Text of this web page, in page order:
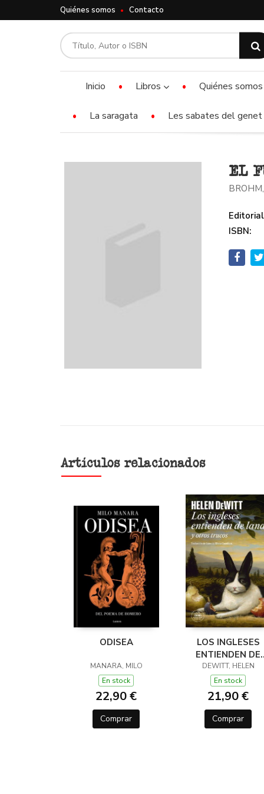
Quiénes somos Contacto
Inicio Libros Quiénes somos
La saragata Les sabates del
EL
ISBN:
Artículos relacionados
ODISEA
MANARA, MILO
En stock
22,90 €
Comprar
LOS INGLESES
ENTIENDEN DE
LANA (Y OTROS
TRUCOS)
DEWITT, HELEN
En stock
21,90 €
Comprar